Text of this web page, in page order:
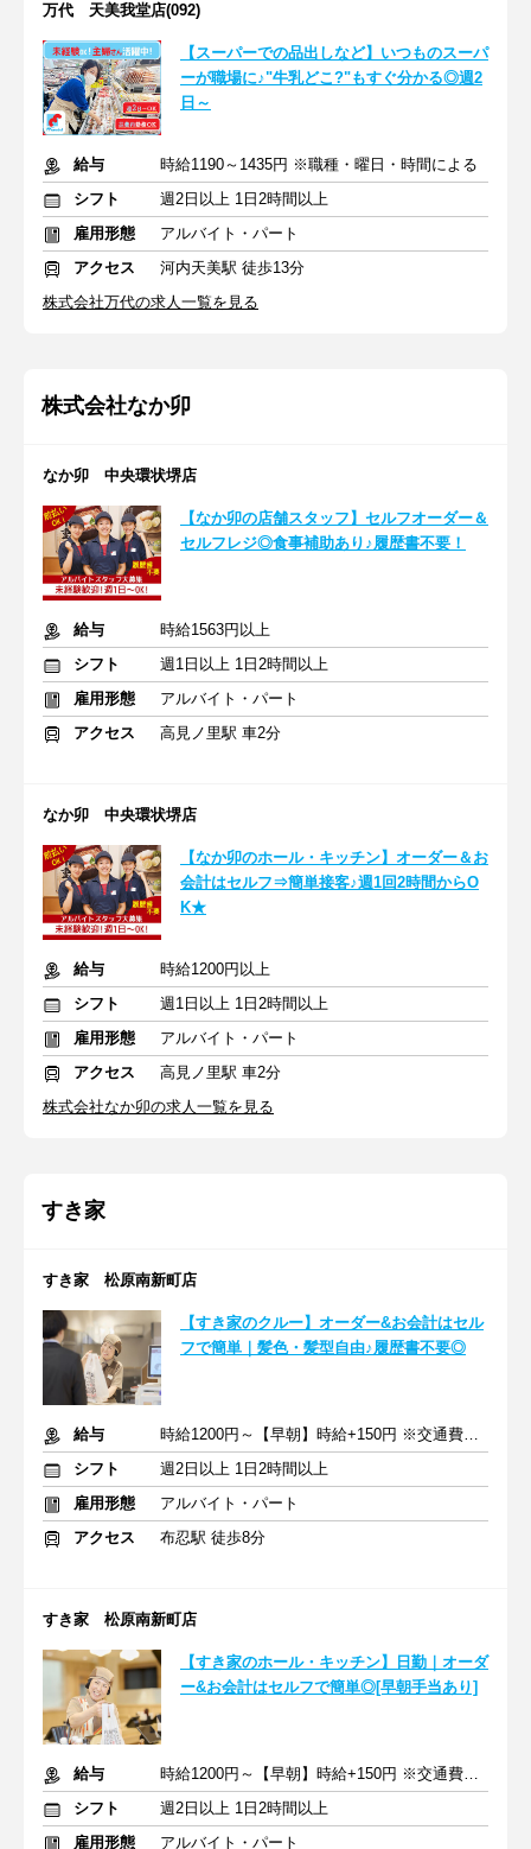
万代 天美我堂店(092)
【スーパーでの品出しなど】いつものスーパ
ーが職場に♪"牛乳どこ?"もすぐ分かる◎週2
日～
給与
時給1190～1435円 ※職種・曜日・時間による
シフト
週2日以上 1日2時間以上
雇用形態
アルバイト・パート
アクセス
河内天美駅 徒歩13分
株式会社万代の求人一覧を見る
株式会社なか卯
なか卯 中央環状堺店
【なか卯の店舗スタッフ】セルフオーダー＆
セルフレジ◎食事補助あり♪履歴書不要！
給与
時給1563円以上
シフト
週1日以上 1日2時間以上
雇用形態
アルバイト・パート
アクセス
高見ノ里駅 車2分
なか卯 中央環状堺店
【なか卯のホール・キッチン】オーダー＆お
会計はセルフ⇒簡単接客♪週1回2時間からO
K★
給与
時給1200円以上
シフト
週1日以上 1日2時間以上
雇用形態
アルバイト・パート
アクセス
高見ノ里駅 車2分
株式会社なか卯の求人一覧を見る
すき家
すき家 松原南新町店
【すき家のクルー】オーダー&お会計はセル
フで簡単｜髪色・髪型自由♪履歴書不要◎
給与
時給1200円～【早朝】時給+150円 ※交通費支給
シフト
週2日以上 1日2時間以上
雇用形態
アルバイト・パート
アクセス
布忍駅 徒歩8分
すき家 松原南新町店
【すき家のホール・キッチン】日勤｜オーダ
ー&お会計はセルフで簡単◎[早朝手当あり]
給与
時給1200円～【早朝】時給+150円 ※交通費支給
シフト
週2日以上 1日2時間以上
雇用形態
アルバイト・パート